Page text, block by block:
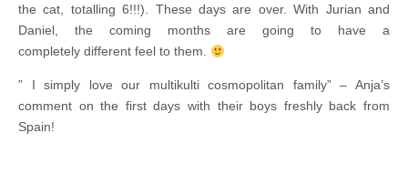
the cat, totalling 6!!!). These days are over. With Jurian and
Daniel, the coming months are going to have a
completely different feel to them.
” I simply love our multikulti cosmopolitan family” – Anja’s
comment on the first days with their boys freshly back from
Spain!